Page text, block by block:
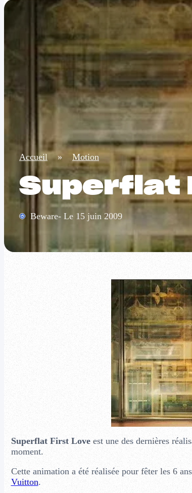
Accueil » Motion
Superflat
Beware- Le 15 juin 2009
Superflat First Loveest une des dernières
moment.
Cette animation a été réalisée pour fêter les 6
Vuitton.